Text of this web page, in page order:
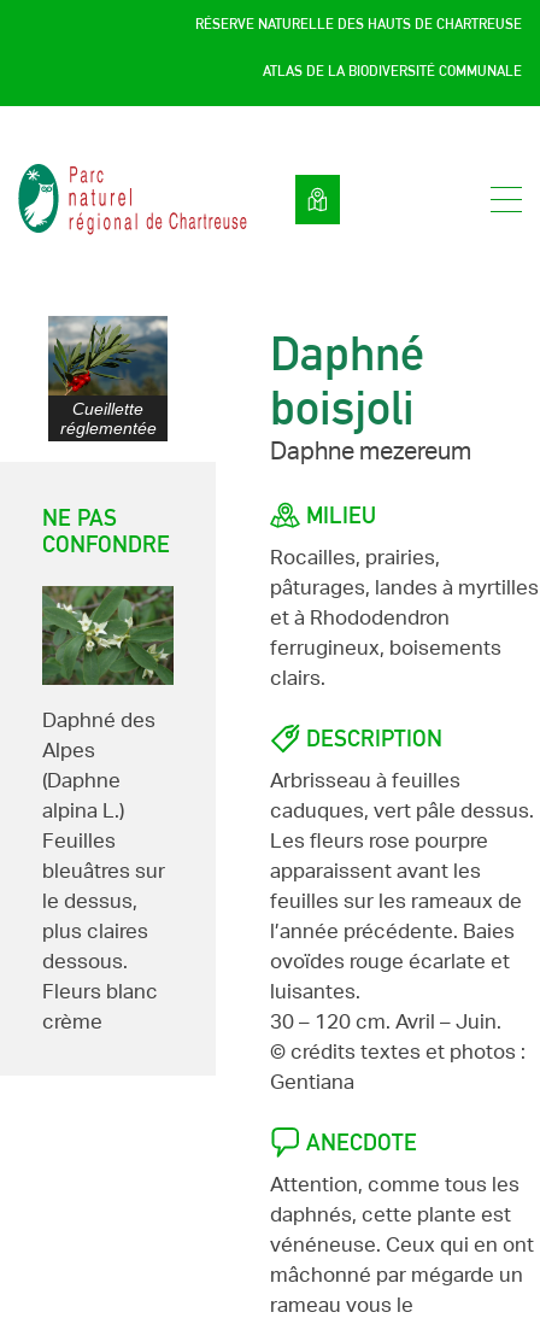
RÉSERVE NATURELLE DES HAUTS DE CHARTREUSE
ATLAS DE LA BIODIVERSITÉ COMMUNALE
Parc
naturel
régional
Savoie
Rhône
Cueillette
réglementée
NE PAS
CONFONDRE
Daphné des
Alpes
(Daphne
alpina L.)
Feuilles
bleuâtres sur
le dessus,
plus claires
dessous.
Fleurs blanc
crème
Daphné
boisjoli
Daphne mezereum
MILIEU
Rocailles, prairies,
pâturages, landes à myrtilles
et à Rhododendron
ferrugineux, boisements
clairs.
DESCRIPTION
Arbrisseau à feuilles
caduques, vert pâle dessus.
Les fleurs rose pourpre
apparaissent avant les
feuilles sur les rameaux de
l’année précédente. Baies
ovoïdes rouge écarlate et
luisantes.
30 – 120 cm. Avril – Juin.
© crédits textes et photos :
Gentiana
ANECDOTE
Attention, comme tous les
daphnés, cette plante est
vénéneuse. Ceux qui en ont
mâchonné par mégarde un
rameau vous le
Panneau de gestion des cookies